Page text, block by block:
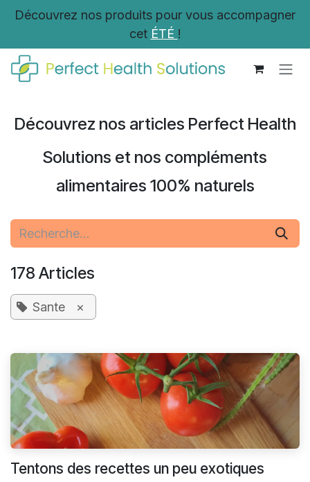
Se rendre au contenu
Découvrez nos produits pour vous accompagner
cet ÉTÉ !
Découvrez nos articles Perfect Health
Solutions et nos compléments
alimentaires 100% naturels
178 Articles
Sante ×
Tentons des recettes un peu exotiques